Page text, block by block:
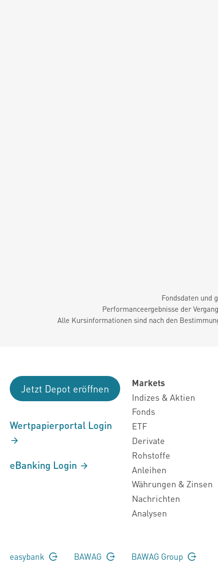
Fondsdaten und
Performanceergebnisse der
Alle Kursinformationen sind nach den
Jetzt Depot eröffnen
Wertpapierportal Login
eBanking Login
Markets
Indizes & Aktien
Fonds
ETF
Derivate
Rohstoffe
Anleihen
Währungen & Zinsen
Nachrichten
Analysen
easybank BAWAG BAWAG Group